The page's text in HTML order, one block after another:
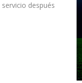
después